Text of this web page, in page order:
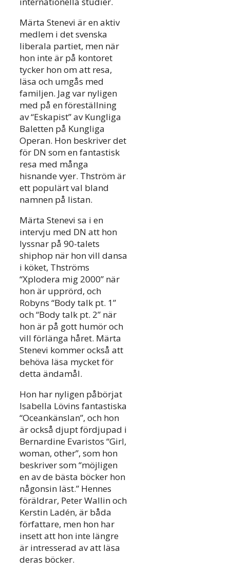
Märta Stenevi är en aktiv
medlem i det svenska
liberala partiet, men när
hon inte är på kontoret
tycker hon om att resa,
läsa och umgås med
familjen. Jag var nyligen
med på en föreställning
av “Eskapist” av Kungliga
Baletten på Kungliga
Operan. Hon beskriver det
för DN som en fantastisk
resa med många
hisnande vyer. Thström är
ett populärt val bland
namnen på listan.
Märta Stenevi sa i en
intervju med DN att hon
lyssnar på 90-talets
shiphop när hon vill dansa
i köket, Thströms
“Xplodera mig 2000” när
hon är upprörd, och
Robyns “Body talk pt. 1”
och “Body talk pt. 2” när
hon är på gott humör och
vill förlänga håret. Märta
Stenevi kommer också att
behöva läsa mycket för
detta ändamål.
Hon har nyligen påbörjat
Isabella Lövins fantastiska
“Oceankänslan”, och hon
är också djupt fördjupad i
Bernardine Evaristos “Girl,
woman, other”, som hon
beskriver som “möjligen
en av de bästa böcker hon
någonsin läst.” Hennes
föräldrar, Peter Wallin och
Kerstin Ladén, är båda
författare, men hon har
insett att hon inte längre
är intresserad av att läsa
deras böcker.